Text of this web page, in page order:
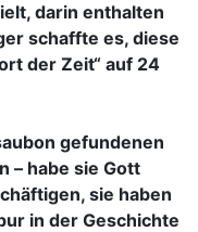
darin enthalten
schaffte es, diese
der Zeit“ auf 24
gefundenen
– habe sie Gott
sie haben
in der Geschichte